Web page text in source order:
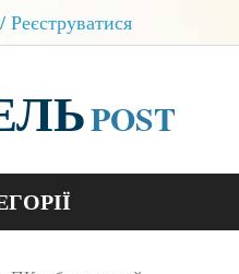
POST